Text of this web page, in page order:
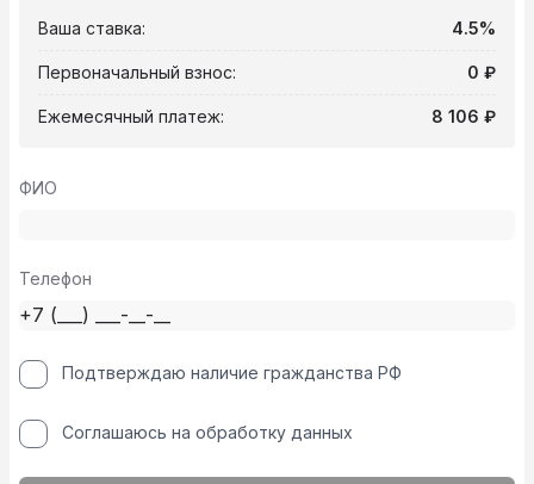
Ваша ставка: 4.5%
Первоначальный взнос: 0 ₽
Ежемесячный платеж: 8 106 ₽
ФИО
Телефон
Подтверждаю наличие гражданства РФ
Соглашаюсь на обработку данных